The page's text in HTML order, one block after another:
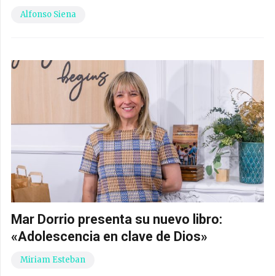
Alfonso Siena
Mar Dorrio presenta su nuevo libro:
«Adolescencia en clave de Dios»
Miriam Esteban